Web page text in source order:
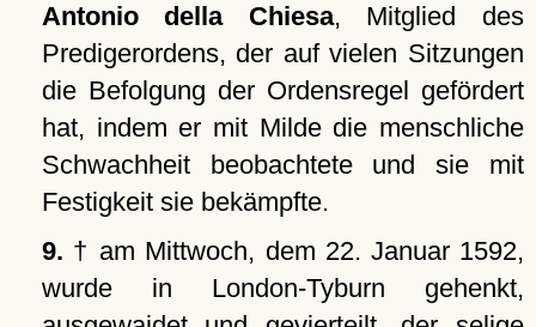
Antonio della Chiesa, Mitglied des
Predigerordens, der auf vielen Sitzungen
die Befolgung der Ordensregel gefördert
hat, indem er mit Milde die menschliche
Schwachheit beobachtete und sie mit
Festigkeit sie bekämpfte.
9. † am Mittwoch, dem 22. Januar 1592,
wurde in London-Tyburn gehenkt,